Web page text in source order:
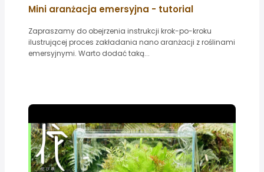
Mini aranżacja emersyjna - tutorial
Zapraszamy do obejrzenia instrukcji krok-po-kroku
ilustrującej proces zakładania nano aranżacji z roślinami
emersyjnymi. Warto dodać taką...